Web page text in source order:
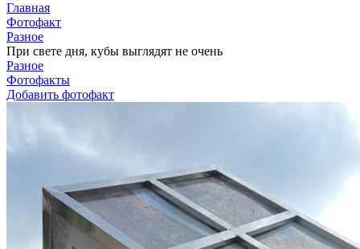
Главная
Фотофакт
Разное
При свете дня, кубы выглядят не очень
Разное
Фотофакты
Добавить фотофакт